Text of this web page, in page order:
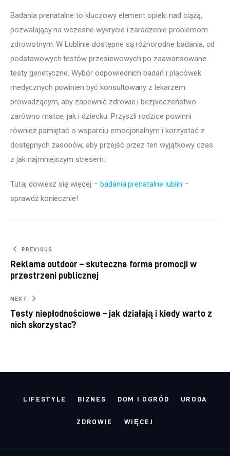
Badania prenatalne to kluczowy element opieki nad ciążą,
pozwalający na wczesne wykrycie i zaradzenie problemom
zdrowotnym. W Lublinie dostępne są różnorodne badania, od
podstawowych testów przesiewowych po zaawansowane
testy genetyczne. Wybór odpowiednich badań i placówek
medycznych powinien być konsultowany z lekarzem
prowadzącym, aby zapewnić zdrowie i bezpieczeństwo
zarówno matce, jak i dziecku. Przyszli rodzice powinni
również pamiętać o wsparciu emocjonalnym i korzystać z
dostępnych zasobów, aby przejść przez ten wyjątkowy czas
z jak najmniejszym stresem.
Tutaj dowiesz się więcej – badania prenatalne lublin –
sprawdź koniecznie!
Nawigacja wpisu
PREVIOUS
Reklama outdoor – skuteczna forma promocji w
przestrzeni publicznej
NEXT
Testy niepłodnościowe – jak działają i kiedy warto z
nich skorzystać?
LIFESTYLE BIZNES DOM I OGRÓD URODA
ZDROWIE WIĘCEJ